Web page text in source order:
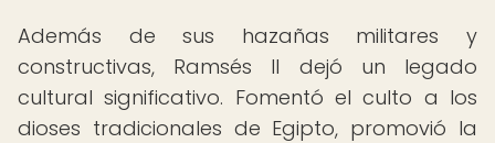
Además de sus hazañas militares y
constructivas, Ramsés II dejó un legado
cultural significativo. Fomentó el culto a los
dioses tradicionales de Egipto, promovió la